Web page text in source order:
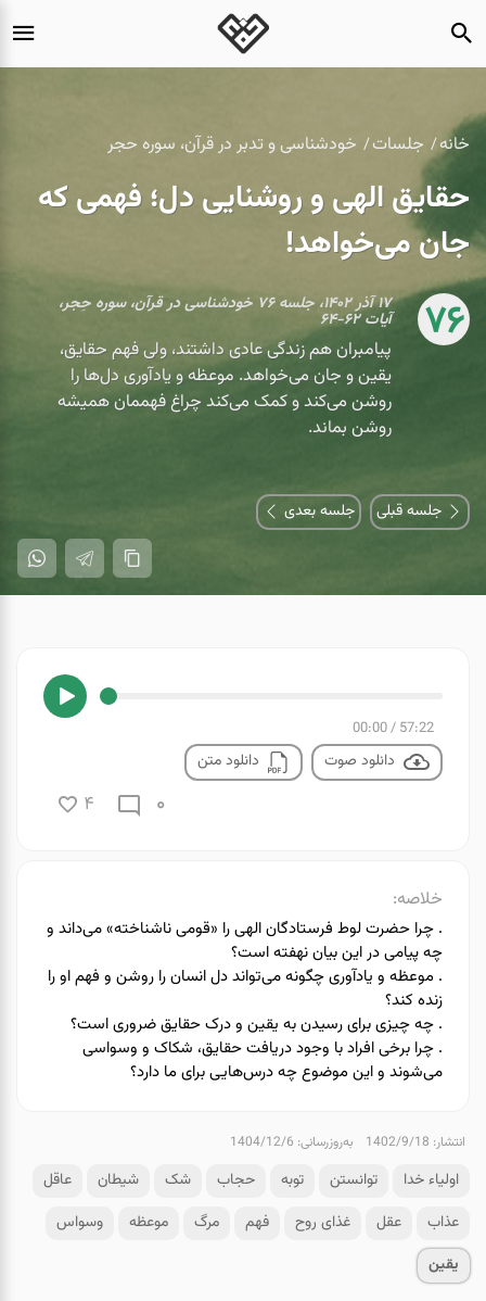
خانه جلسات خودشناسی و تدبر در قرآن، سوره حجر
حقایق الهی و روشنایی دل؛ فهمی که
جان می‌خواهد!
76 ۱۷ آذر ۱۴۰۲، جلسه ۷۶ خودشناسی در قرآن، سوره حِجر،
آیات ۶۲-۶۴
پیامبران هم زندگی عادی داشتند، ولی فهم حقایق،
یقین و جان می‌خواهد. موعظه و یادآوری دل‌ها را
روشن می‌کند و کمک می‌کند چراغ فهممان همیشه
روشن بماند.
جلسه قبلی جلسه بعدی
خلاصه:
. چرا حضرت لوط فرستادگان الهی را «قومی ناشناخته» می‌داند و
چه پیامی در این بیان نهفته است؟
. موعظه و یادآوری چگونه می‌تواند دل انسان را روشن و فهم او را
زنده کند؟
. چه چیزی برای رسیدن به یقین و درک حقایق ضروری است؟
. چرا برخی افراد با وجود دریافت حقایق، شکاک و وسواسی
می‌شوند و این موضوع چه درس‌هایی برای ما دارد؟
57:22
/
00:00
دانلود صوت دانلود متن
0
4
انتشار: 1402/9/18 به‌روزرسانی: 1404/12/6
اولیاء خدا توانستن توبه حجاب شک شیطان
عاقل
عذاب
عقل غذای روح فهم مرگ موعظه
وسواس
یقین